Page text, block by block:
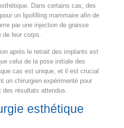
Dans certains cas, des
un lipofilling mammaire afin de
par une injection de graisse
de leur corps.
après le retrait des implants est
celui de la pose initiale des
cas est unique, et il est crucial
un chirurgien expérimenté pour
des résultats attendus.
esthétique